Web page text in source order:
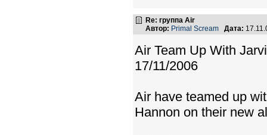
Re: группа Air
Автор: Primal Scream Дата:
Air Team Up With
17/11/2006
Air have teamed up
Hannon on their new